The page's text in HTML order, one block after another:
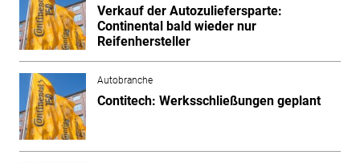
Verkauf der Autozuliefersparte:
Continental bald wieder nur
Reifenhersteller
Autobranche
Contitech: Werksschließungen geplant